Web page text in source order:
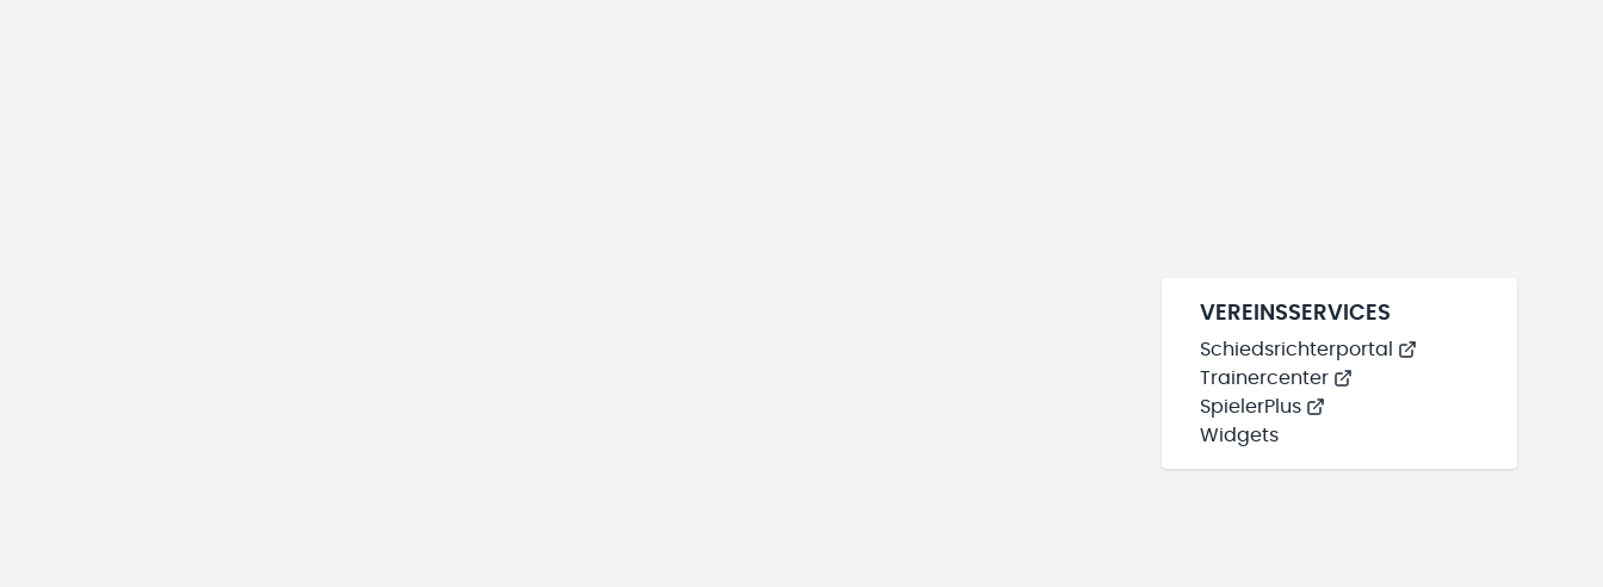
VEREINSSERVICES
Schiedsrichterportal
Trainercenter
SpielerPlus
Widgets